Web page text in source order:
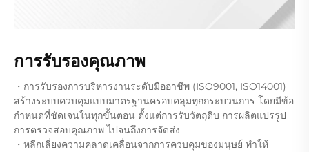
การรับรองคุณภาพ
・การรับรองการบริหารงานระดับมืออาชีพ (ISO9001, ISO14001)
สร้างระบบควบคุมแบบมาตรฐานครอบคลุมทุกกระบวนการ โดยมีข้อ
กำหนดที่ชัดเจนในทุกขั้นตอน ตั้งแต่การรับวัตถุดิบ การผลิตแปรรูป
การตรวจสอบคุณภาพ ไปจนถึงการจัดส่ง
・หลีกเลี่ยงความคลาดเคลื่อนจากการควบคุมของมนุษย์ ทำให้